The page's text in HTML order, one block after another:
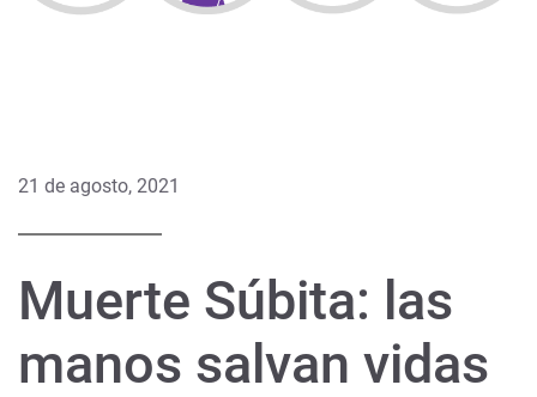
21 de agosto, 2021
Muerte Súbita: las
manos salvan vidas